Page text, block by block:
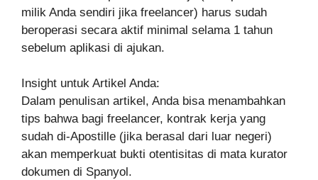
milik Anda sendiri jika freelancer) harus sudah
beroperasi secara aktif minimal selama 1 tahun
sebelum aplikasi di ajukan.
Insight untuk Artikel Anda:
Dalam penulisan artikel, Anda bisa menambahkan
tips bahwa bagi freelancer, kontrak kerja yang
sudah di-Apostille (jika berasal dari luar negeri)
akan memperkuat bukti otentisitas di mata kurator
dokumen di Spanyol.